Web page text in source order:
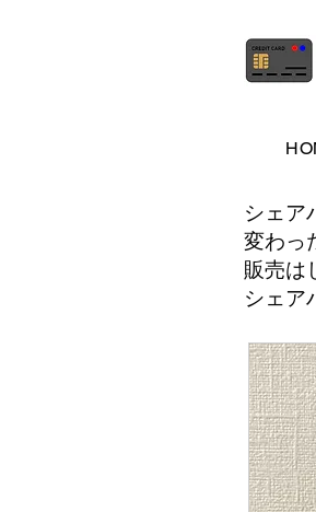
シェア
変わっ
販売は
シェア